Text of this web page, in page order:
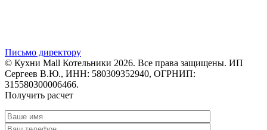
Письмо директору
© Кухни Mall Котельники 2026. Все права защищены. ИП
Сергеев В.Ю., ИНН: 580309352940, ОГРНИП:
315580300006466.
Получить расчет